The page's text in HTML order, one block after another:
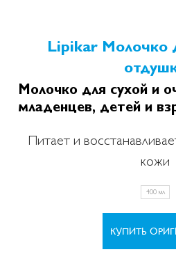
Lipikar Молочко
Молочко для сухой и
младенцев, детей и
Питает и
кожи
400 мл
КУПИТЬ